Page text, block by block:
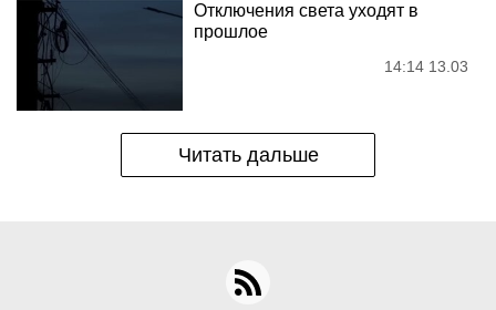
Отключения света уходят в
прошлое
14:14 13.03
Читать дальше